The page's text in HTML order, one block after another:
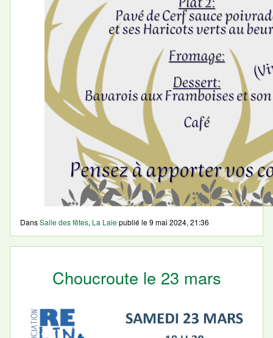
DansSalle des fêtes, La Laiepublié le9 mai 2024, 21:36
Choucroute le 23 mars